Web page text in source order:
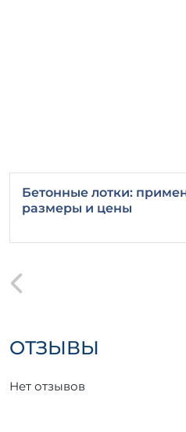
Бетонные лотки:
размеры и цены
ОТЗЫВЫ
Нет отзывов